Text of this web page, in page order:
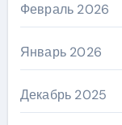
Февраль 2026
Январь 2026
Декабрь 2025